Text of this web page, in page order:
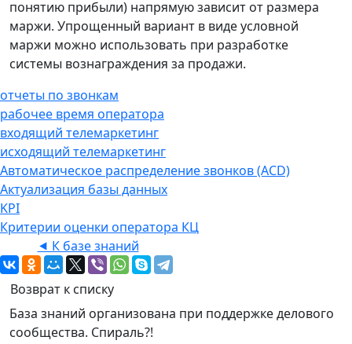
понятию прибыли) напрямую зависит от размера
маржи. Упрощенный вариант в виде условной
маржи можно использовать при разработке
системы вознаграждения за продажи.
отчеты по звонкам
рабочее время оператора
входящий телемаркетинг
исходящий телемаркетинг
Автоматическое распределение звонков (ACD)
Актуализация базы данных
KPI
Критерии оценки оператора КЦ
⯇ К базе знаний
Возврат к списку
База знаний организована при поддержке делового
сообщества. Спираль?!